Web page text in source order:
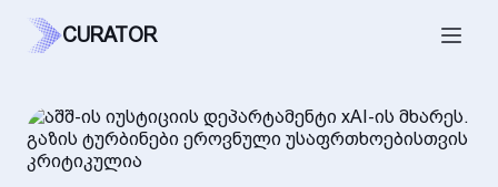
CURATOR